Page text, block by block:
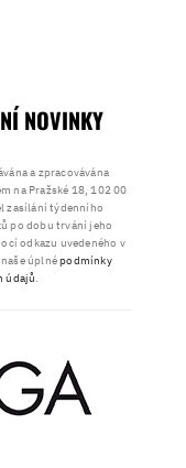
NOVINKY
a zpracovávána
na Pražské 18, 102 00
zasílání týdenního
po dobu trvání jeho
odkazu uvedeného v
naše úplnépodmínky
údajů.